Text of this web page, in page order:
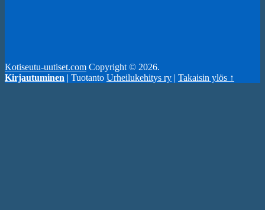
Kotiseutu-uutiset.com Copyright © 2026.
Kirjautuminen | Tuotanto Urheilukehitys ry | Takaisin ylös ↑